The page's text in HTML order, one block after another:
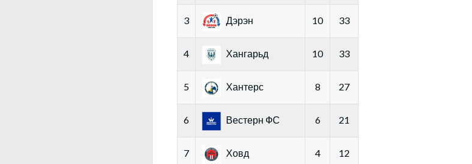
3 Дэрэн 10 33
4 Хангарьд 10 33
5 Хантерс 8 27
6 Вестерн ФС 6 21
7 Ховд 4 12